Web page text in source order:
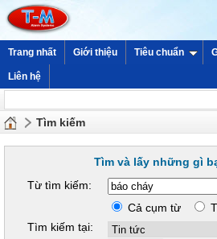
Trang nhất Giới thiệu Tiêu chuẩn
Liên hệ
Tìm kiếm
Tìm và lấy những gì
Từ tìm kiếm:
Cả cụm từ
Tìm kiếm tại: